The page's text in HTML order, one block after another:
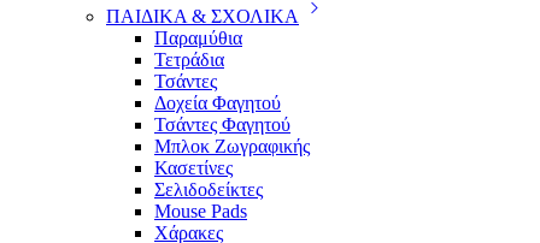
ΠΑΙΔΙΚΑ & ΣΧΟΛΙΚΑ
Παραμύθια
Τετράδια
Τσάντες
Δοχεία Φαγητού
Τσάντες Φαγητού
Μπλοκ Ζωγραφικής
Κασετίνες
Σελιδοδείκτες
Mouse Pads
Χάρακες